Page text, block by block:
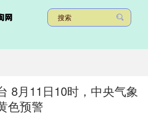
8月11日10时，中央气象
色预警